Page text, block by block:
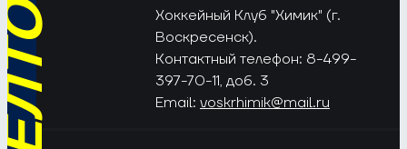
Хоккейный Клуб "Химик" (г.
Воскресенск).
Контактный телефон: 8-499-
397-70-11, доб. 3
Email: voskrhimik@mail.ru